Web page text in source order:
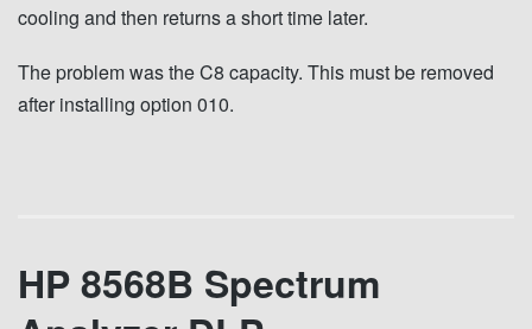
cooling and then returns a short time later.
The problem was the C8 capacity. This must be removed
after installing option 010.
HP 8568B Spectrum